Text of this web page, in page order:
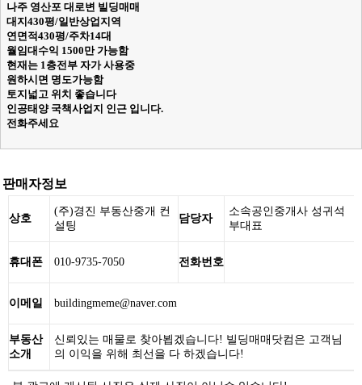
나주 영산포 대로변 빌딩매매
대지430평/일반상업지역
연면적430평/주차14대
월임대수익 1500만 가능함
현재는 1층전부 자가 사용중
원하시면 명도가능함
토지넓고 위치 좋습니다
인공태양 국책사업지 인근 입니다.
전화주세요
판매자정보
상호
(주)경진 부동산중개 컨
설팅
담당자
소속공인중개사 성귀석
부대표
휴대폰 010-9735-7050 전화번호
이메일 buildingmeme@naver.com
부동산
소개
신뢰있는 매물로 찾아뵙겠습니다! 빌딩매매닷컴은 고객님
의 이익을 위해 최선을 다 하겠습니다!